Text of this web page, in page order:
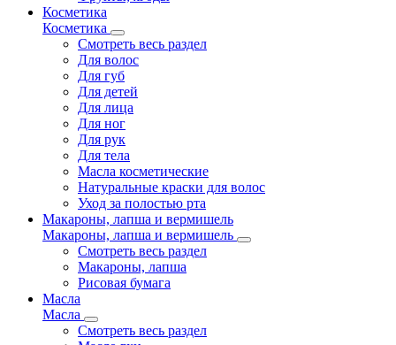
Косметика
Косметика
Смотреть весь раздел
Для волос
Для губ
Для детей
Для лица
Для ног
Для рук
Для тела
Масла косметические
Натуральные краски для волос
Уход за полостью рта
Макароны, лапша и вермишель
Макароны, лапша и вермишель
Смотреть весь раздел
Макароны, лапша
Рисовая бумага
Масла
Масла
Смотреть весь раздел